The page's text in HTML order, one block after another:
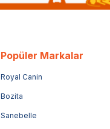
Popüler Markalar
Royal Canin
Bozita
Sanebelle